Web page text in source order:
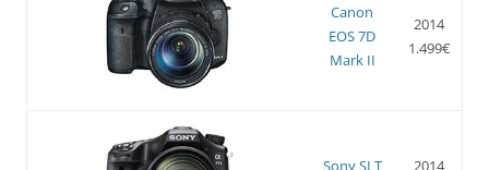
Canon
EOS 7D
Mark II
2014
1.499€
Sony SLT
2014